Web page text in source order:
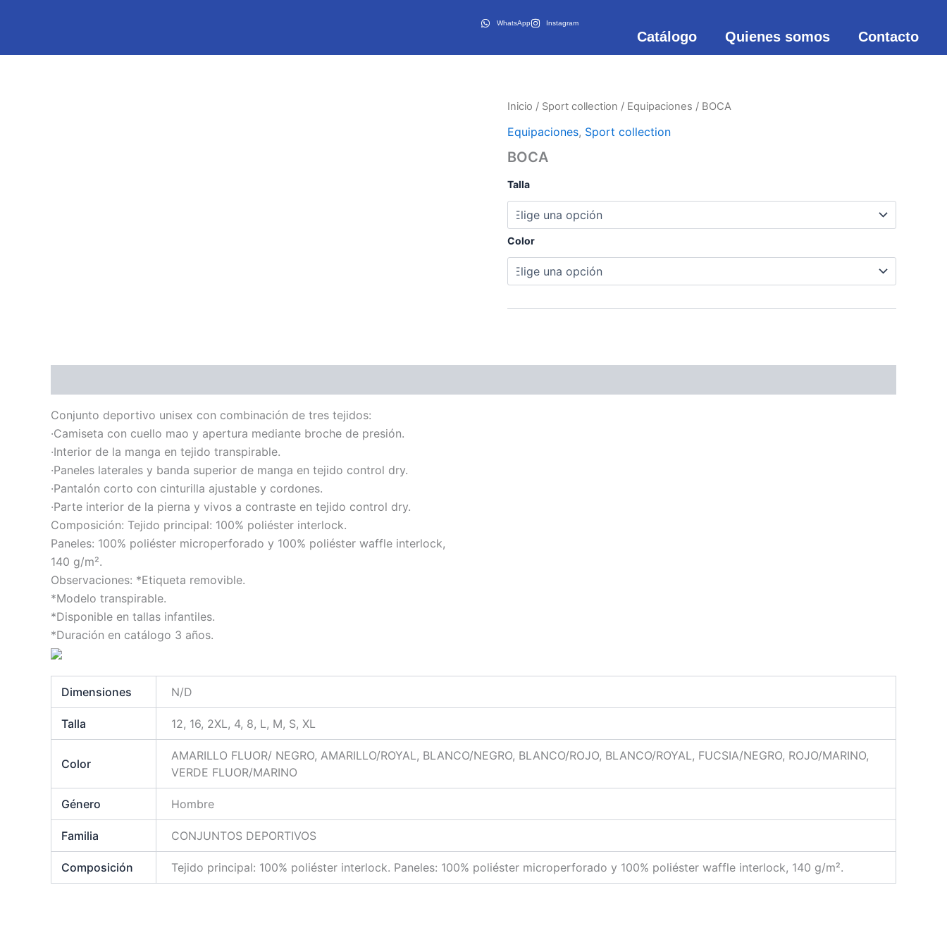
WhatsApp Instagram
Catálogo Quienes somos Contacto
Inicio / Sport collection / Equipaciones / BOCA
Equipaciones, Sport collection
BOCA
Talla
Color
Conjunto deportivo unisex con combinación de tres tejidos:
·Camiseta con cuello mao y apertura mediante broche de presión.
·Interior de la manga en tejido transpirable.
·Paneles laterales y banda superior de manga en tejido control dry.
·Pantalón corto con cinturilla ajustable y cordones.
·Parte interior de la pierna y vivos a contraste en tejido control dry.
Composición: Tejido principal: 100% poliéster interlock.
Paneles: 100% poliéster microperforado y 100% poliéster waffle interlock,
140 g/m².
Observaciones: *Etiqueta removible.
*Modelo transpirable.
*Disponible en tallas infantiles.
*Duración en catálogo 3 años.
Dimensiones N/D
Talla 12, 16, 2XL, 4, 8, L, M, S, XL
Color
AMARILLO FLUOR/ NEGRO, AMARILLO/ROYAL, BLANCO/NEGRO, BLANCO/ROJO, BLANCO/ROYAL, FUCSIA/NEGRO, ROJO/MARINO,
VERDE FLUOR/MARINO
Género Hombre
Familia CONJUNTOS DEPORTIVOS
Composición Tejido principal: 100% poliéster interlock. Paneles: 100% poliéster microperforado y 100% poliéster waffle interlock, 140 g/m².